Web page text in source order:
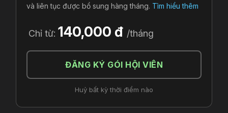
và liên tục được bổ sung hàng tháng. Tìm hiểu thêm
Chỉ từ: 140,000 đ /tháng
ĐĂNG KÝ GÓI HỘI VIÊN
Huỷ bất kỳ thời điểm nào